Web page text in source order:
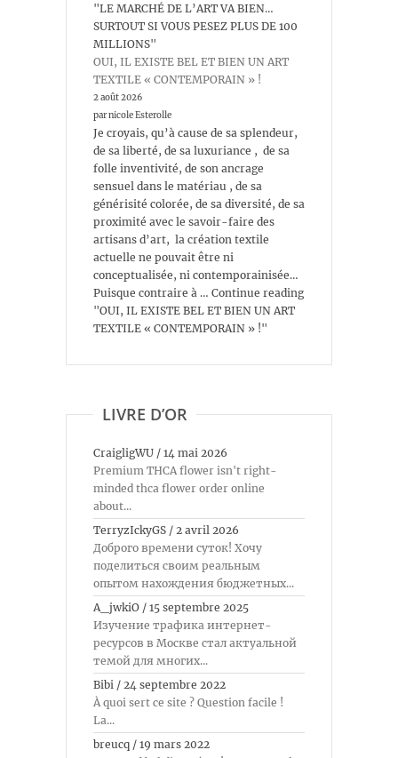
"LE MARCHÉ DE L’ART VA BIEN…
SURTOUT SI VOUS PESEZ PLUS DE 100
MILLIONS"
OUI, IL EXISTE BEL ET BIEN UN ART
TEXTILE « CONTEMPORAIN » !
2 août 2026
par nicole Esterolle
Je croyais, qu’à cause de sa splendeur,
de sa liberté, de sa luxuriance , de sa
folle inventivité, de son ancrage
sensuel dans le matériau , de sa
générisité colorée, de sa diversité, de sa
proximité avec le savoir-faire des
artisans d’art, la création textile
actuelle ne pouvait être ni
conceptualisée, ni contemporainisée…
Puisque contraire à … Continue reading
"OUI, IL EXISTE BEL ET BIEN UN ART
TEXTILE « CONTEMPORAIN » !"
LIVRE D’OR
CraigligWU / 14 mai 2026
Premium THCA flower isn't right-
minded thca flower order online
about...
TerryzIckyGS / 2 avril 2026
Доброго времени суток! Хочу
поделиться своим реальным
опытом нахождения бюджетных...
A_jwkiO / 15 septembre 2025
Изучение трафика интернет-
ресурсов в Москве стал актуальной
темой для многих...
Bibi / 24 septembre 2022
À quoi sert ce site ? Question facile !
La...
breucq / 19 mars 2022